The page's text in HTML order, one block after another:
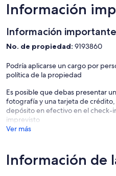
Información
Información importante
No. de propiedad: 9193860
Podría aplicarse un cargo por
política de la propiedad
Es posible que debas presentar
fotografía y una tarjeta de
depósito en efectivo en el check-
imprevisto
Ver más
Información de